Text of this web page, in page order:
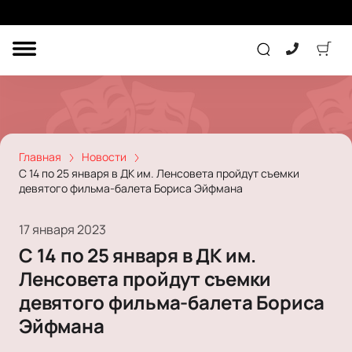
ДРУГОЕ
ПОДАРОЧНЫЕ
Экскурсия
Сертификат
Концерт
Классика
Оркестр
Джаз и блюз
Детям
Детский спектакль
Кукольный театр
Театр
Комедия
Дополнительно
Главная
Новости
С 14 по 25 января в ДК им. Ленсовета пройдут съемки
девятого фильма-балета Бориса Эйфмана
17 января 2023
С 14 по 25 января в ДК им.
Ленсовета пройдут съемки
девятого фильма-балета Бориса
Эйфмана